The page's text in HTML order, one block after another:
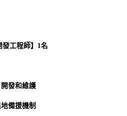
工程師】1名
發和維護
備援機制